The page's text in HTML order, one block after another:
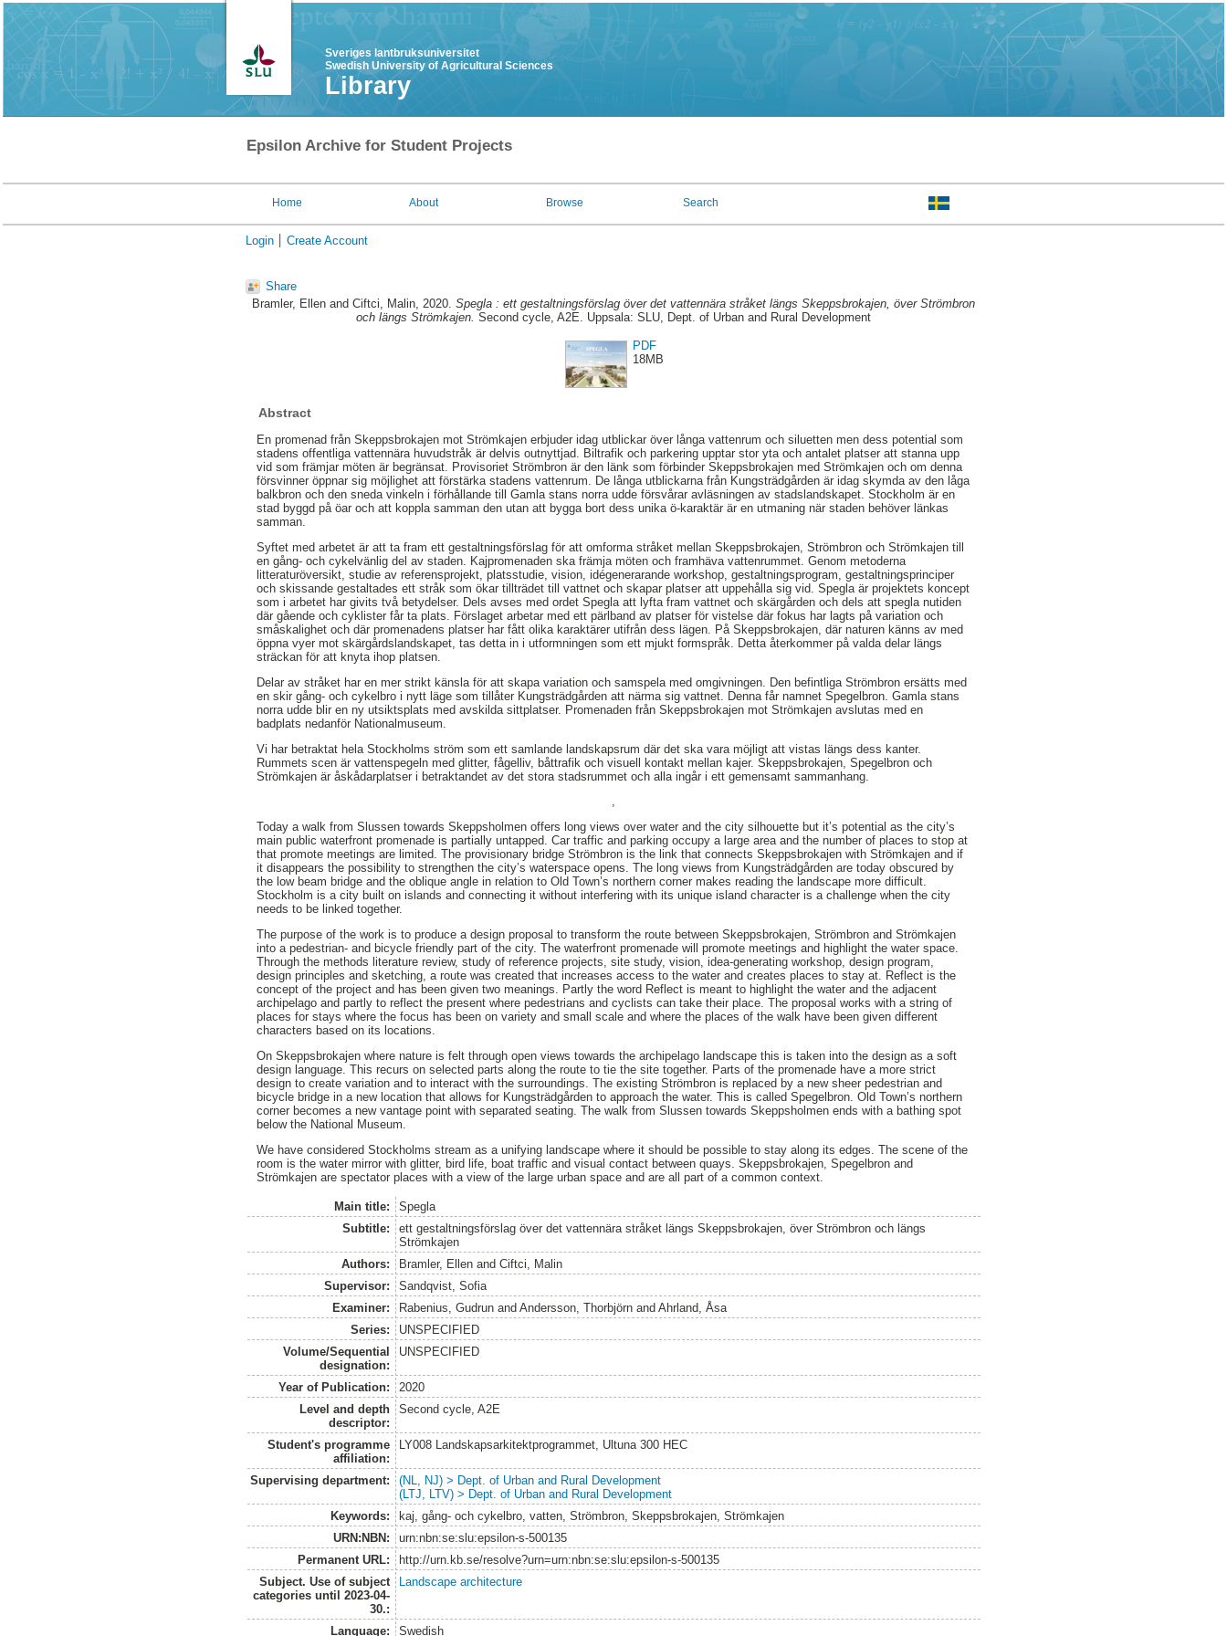
Sveriges lantbruksuniversitet
Swedish University of Agricultural Sciences
Library
Epsilon Archive for Student Projects
Home About Browse Search
Login Create Account
Share
Bramler, Ellen and Ciftci, Malin, 2020. Spegla : ett gestaltningsförslag över det vattennära stråket längs Skeppsbrokajen, över Strömbron
och längs Strömkajen. Second cycle, A2E. Uppsala: SLU, Dept. of Urban and Rural Development
PDF
18MB
Abstract
En promenad från Skeppsbrokajen mot Strömkajen erbjuder idag utblickar över långa vattenrum och siluetten men dess potential som
stadens offentliga vattennära huvudstråk är delvis outnyttjad. Biltrafik och parkering upptar stor yta och antalet platser att stanna upp
vid som främjar möten är begränsat. Provisoriet Strömbron är den länk som förbinder Skeppsbrokajen med Strömkajen och om denna
försvinner öppnar sig möjlighet att förstärka stadens vattenrum. De långa utblickarna från Kungsträdgården är idag skymda av den låga
balkbron och den sneda vinkeln i förhållande till Gamla stans norra udde försvårar avläsningen av stadslandskapet. Stockholm är en
stad byggd på öar och att koppla samman den utan att bygga bort dess unika ö-karaktär är en utmaning när staden behöver länkas
samman.
Syftet med arbetet är att ta fram ett gestaltningsförslag för att omforma stråket mellan Skeppsbrokajen, Strömbron och Strömkajen till
en gång- och cykelvänlig del av staden. Kajpromenaden ska främja möten och framhäva vattenrummet. Genom metoderna
litteraturöversikt, studie av referensprojekt, platsstudie, vision, idégenerarande workshop, gestaltningsprogram, gestaltningsprinciper
och skissande gestaltades ett stråk som ökar tillträdet till vattnet och skapar platser att uppehålla sig vid. Spegla är projektets koncept
som i arbetet har givits två betydelser. Dels avses med ordet Spegla att lyfta fram vattnet och skärgården och dels att spegla nutiden
där gående och cyklister får ta plats. Förslaget arbetar med ett pärlband av platser för vistelse där fokus har lagts på variation och
småskalighet och där promenadens platser har fått olika karaktärer utifrån dess lägen. På Skeppsbrokajen, där naturen känns av med
öppna vyer mot skärgårdslandskapet, tas detta in i utformningen som ett mjukt formspråk. Detta återkommer på valda delar längs
sträckan för att knyta ihop platsen.
Delar av stråket har en mer strikt känsla för att skapa variation och samspela med omgivningen. Den befintliga Strömbron ersätts med
en skir gång- och cykelbro i nytt läge som tillåter Kungsträdgården att närma sig vattnet. Denna får namnet Spegelbron. Gamla stans
norra udde blir en ny utsiktsplats med avskilda sittplatser. Promenaden från Skeppsbrokajen mot Strömkajen avslutas med en
badplats nedanför Nationalmuseum.
Vi har betraktat hela Stockholms ström som ett samlande landskapsrum där det ska vara möjligt att vistas längs dess kanter.
Rummets scen är vattenspegeln med glitter, fågelliv, båttrafik och visuell kontakt mellan kajer. Skeppsbrokajen, Spegelbron och
Strömkajen är åskådarplatser i betraktandet av det stora stadsrummet och alla ingår i ett gemensamt sammanhang.
,
Today a walk from Slussen towards Skeppsholmen offers long views over water and the city silhouette but it’s potential as the city’s
main public waterfront promenade is partially untapped. Car traffic and parking occupy a large area and the number of places to stop at
that promote meetings are limited. The provisionary bridge Strömbron is the link that connects Skeppsbrokajen with Strömkajen and if
it disappears the possibility to strengthen the city’s waterspace opens. The long views from Kungsträdgården are today obscured by
the low beam bridge and the oblique angle in relation to Old Town’s northern corner makes reading the landscape more difficult.
Stockholm is a city built on islands and connecting it without interfering with its unique island character is a challenge when the city
needs to be linked together.
The purpose of the work is to produce a design proposal to transform the route between Skeppsbrokajen, Strömbron and Strömkajen
into a pedestrian- and bicycle friendly part of the city. The waterfront promenade will promote meetings and highlight the water space.
Through the methods literature review, study of reference projects, site study, vision, idea-generating workshop, design program,
design principles and sketching, a route was created that increases access to the water and creates places to stay at. Reflect is the
concept of the project and has been given two meanings. Partly the word Reflect is meant to highlight the water and the adjacent
archipelago and partly to reflect the present where pedestrians and cyclists can take their place. The proposal works with a string of
places for stays where the focus has been on variety and small scale and where the places of the walk have been given different
characters based on its locations.
On Skeppsbrokajen where nature is felt through open views towards the archipelago landscape this is taken into the design as a soft
design language. This recurs on selected parts along the route to tie the site together. Parts of the promenade have a more strict
design to create variation and to interact with the surroundings. The existing Strömbron is replaced by a new sheer pedestrian and
bicycle bridge in a new location that allows for Kungsträdgården to approach the water. This is called Spegelbron. Old Town’s northern
corner becomes a new vantage point with separated seating. The walk from Slussen towards Skeppsholmen ends with a bathing spot
below the National Museum.
We have considered Stockholms stream as a unifying landscape where it should be possible to stay along its edges. The scene of the
room is the water mirror with glitter, bird life, boat traffic and visual contact between quays. Skeppsbrokajen, Spegelbron and
Strömkajen are spectator places with a view of the large urban space and are all part of a common context.
Main title:
Spegla
Subtitle:
ett gestaltningsförslag över det vattennära stråket längs Skeppsbrokajen, över Strömbron och längs
Strömkajen
Authors:
Bramler, Ellenand Ciftci, Malin
Supervisor:
Sandqvist, Sofia
Examiner:
Rabenius, Gudrunand Andersson, Thorbjörnand Ahrland, Åsa
Series:
UNSPECIFIED
Volume/Sequential
designation:
UNSPECIFIED
Year of Publication:
2020
Level and depth
descriptor:
Second cycle, A2E
Student's programme
affiliation:
LY008 Landskapsarkitektprogrammet, Ultuna 300 HEC
Supervising department:
(NL, NJ) > Dept. of Urban and Rural Development
(LTJ, LTV) > Dept. of Urban and Rural Development
Keywords:
kaj, gång- och cykelbro, vatten, Strömbron, Skeppsbrokajen, Strömkajen
URN:NBN:
urn:nbn:se:slu:epsilon-s-500135
Permanent URL:
http://urn.kb.se/resolve?urn=urn:nbn:se:slu:epsilon-s-500135
Subject. Use of subject
categories until 2023-04-
30.:
Landscape architecture
Language: Swedish